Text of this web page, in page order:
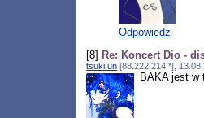
Odpowiedz
[8] Re: Koncert Dio -
tsuki.un [88.222.214.*],
BAKA jest w